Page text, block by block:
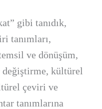
gibi tanıdık,
tanımları,
ve dönüşüm,
değiştirme, kültürel
çeviri ve
tanımlarına